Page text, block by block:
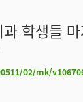
학생들
02/mk/